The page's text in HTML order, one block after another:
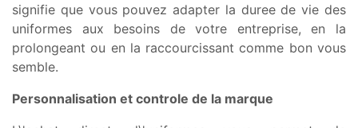
signifie que vous pouvez adapter la duree de vie des
uniformes aux besoins de votre entreprise, en la
prolongeant ou en la raccourcissant comme bon vous
semble.
Personnalisation et controle de la marque